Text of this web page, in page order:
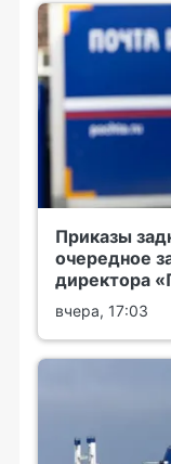
Приказы
очередное
директора
вчера, 17:03